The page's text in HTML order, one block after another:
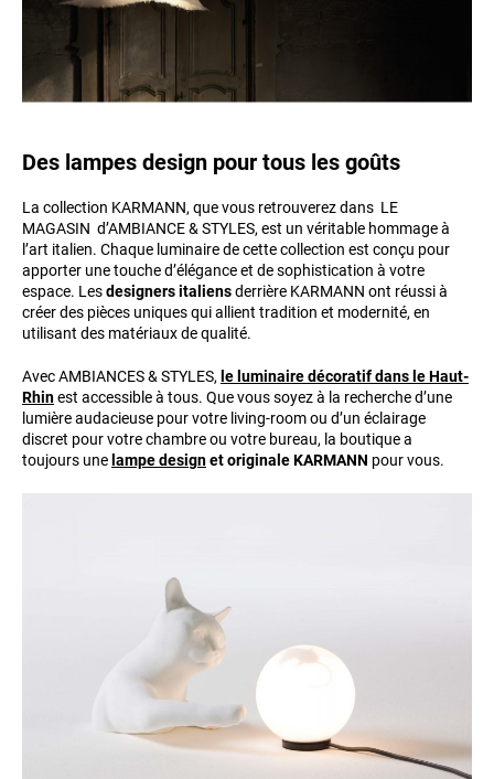
Des lampes design pour tous les goûts
La collection KARMANN, que vous retrouverez dans LE
MAGASIN d’AMBIANCE & STYLES, est un véritable hommage à
l’art italien. Chaque luminaire de cette collection est conçu pour
apporter une touche d’élégance et de sophistication à votre
espace. Lesdesigners italiensderrière KARMANN ont réussi à
créer des pièces uniques qui allient tradition et modernité, en
utilisant des matériaux de qualité.
Avec AMBIANCES & STYLES, le luminaire décoratif dans le Haut-
Rhinest accessible à tous. Que vous soyez à la recherche d’une
lumière audacieuse pour votre living-room ou d’un éclairage
discret pour votre chambre ou votre bureau, la boutique a
toujours unelampe designet originale KARMANN pour vous.